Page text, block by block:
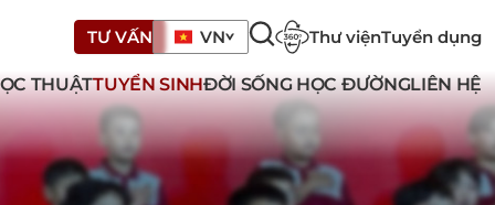
TƯ VẤN VN Thư việnTuyển dụng
THUẬTTUYỂN SINHĐỜI SỐNG HỌC ĐƯỜNGLIÊN HỆ